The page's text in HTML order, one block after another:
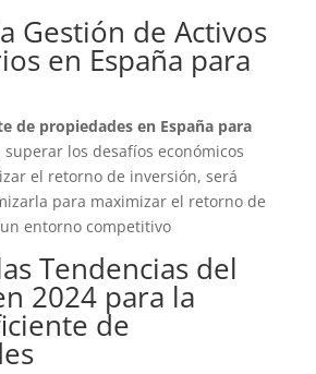
Gestión de Activos
en España para
de propiedades en España para
superar los desafíos económicos
el retorno de inversión, será
para maximizar el retorno de
entorno competitivo
Tendencias del
2024 para la
de